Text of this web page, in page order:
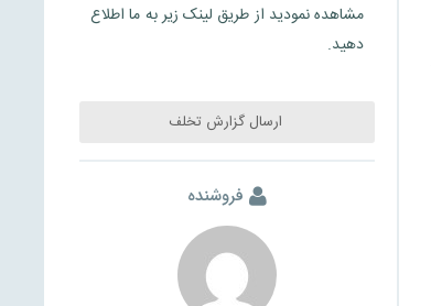
مشاهده نمودید از طریق لینک زیر به ما اطلاع
دهید.
ارسال گزارش تخلف
فروشنده